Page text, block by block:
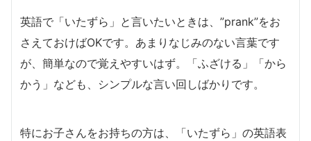
英語で「いたずら」と言いたいときは、”prank”をお
さえておけばOKです。あまりなじみのない言葉です
が、簡単なので覚えやすいはず。「ふざける」「から
かう」なども、シンプルな言い回しばかりです。
特にお子さんをお持ちの方は、「いたずら」の英語表